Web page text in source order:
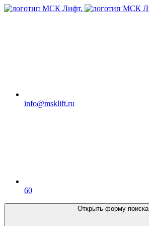
info@msklift.ru
60
Открыть форму поиска